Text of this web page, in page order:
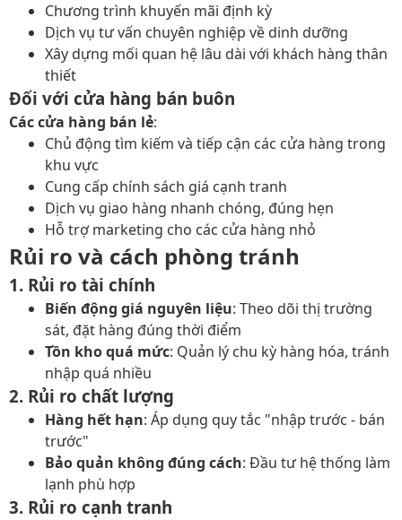
Chương trình khuyến mãi định kỳ
Dịch vụ tư vấn chuyên nghiệp về dinh dưỡng
Xây dựng mối quan hệ lâu dài với khách hàng thân
thiết
Đối với cửa hàng bán buôn
Các cửa hàng bán lẻ:
Chủ động tìm kiếm và tiếp cận các cửa hàng trong
khu vực
Cung cấp chính sách giá cạnh tranh
Dịch vụ giao hàng nhanh chóng, đúng hẹn
Hỗ trợ marketing cho các cửa hàng nhỏ
Rủi ro và cách phòng tránh
1. Rủi ro tài chính
Biến động giá nguyên liệu: Theo dõi thị trường
sát, đặt hàng đúng thời điểm
Tồn kho quá mức: Quản lý chu kỳ hàng hóa, tránh
nhập quá nhiều
2. Rủi ro chất lượng
Hàng hết hạn: Áp dụng quy tắc "nhập trước - bán
trước"
Bảo quản không đúng cách: Đầu tư hệ thống làm
lạnh phù hợp
3. Rủi ro cạnh tranh